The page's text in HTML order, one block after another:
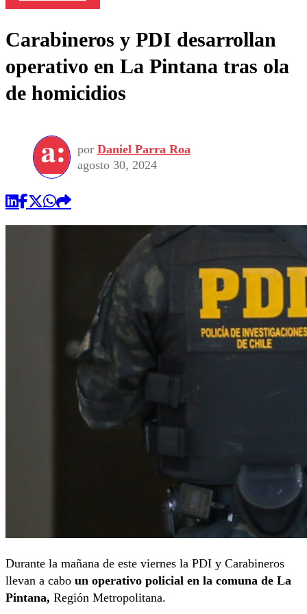
Carabineros y PDI desarrollan
operativo en La Pintana tras ola
de homicidios
por Daniel Parra Roa
agosto 30, 2024
Durante la mañana de este viernes la PDI y Carabineros
llevan a cabo un operativo policial en la comuna de La
Pintana, Región Metropolitana.